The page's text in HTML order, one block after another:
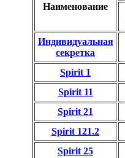
Наименование
Индивидуальная
секретка
Spirit 1
Spirit 11
Spirit 21
Spirit 121.2
Spirit 25